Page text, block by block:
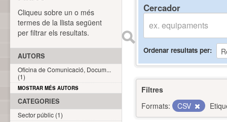
Cercador
Ordenar resultats per
Filtres
Formats:
CSV
Cliqueu sobre un o més
termes de la llista següent
per filtrar els resultats.
AUTORS
Oficina de Comunicació, Docum...
(1)
MOSTRAR MÉS AUTORS
CATEGORIES
Sector públic (1)